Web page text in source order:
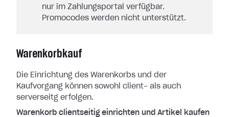
nur im Zahlungsportal verfügbar.
Promocodes werden nicht unterstützt.
Warenkorbkauf
Die Einrichtung des Warenkorbs und der
Kaufvorgang können sowohl client- als auch
serverseitg erfolgen.
Warenkorb clientseitig einrichten und Artikel kaufen